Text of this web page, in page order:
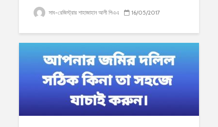
সাব-রেজিস্ট্রার শাহাজাহান আলী পিএএ 16/05/2017